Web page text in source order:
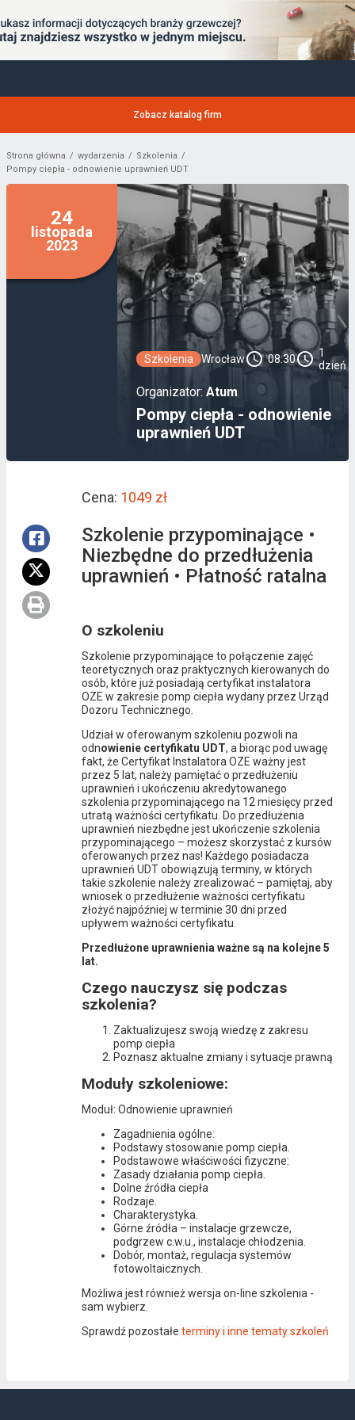
Zobacz katalog firm
Strona główna wydarzenia
Szkolenia
Pompy ciepła - odnowienie uprawnień UDT
24
listopada
2023
Szkolenia Wrocławschedule 08:30schedule 1
dzień
Organizator: Atum
Pompy ciepła - odnowienie
uprawnień UDT
Cena: 1049 zł
Szkolenie przypominające •
Niezbędne do przedłużenia
uprawnień • Płatność ratalna
O szkoleniu
Szkolenie przypominające to połączenie zajęć
teoretycznych oraz praktycznych kierowanych do
osób, które już posiadają certyfikat instalatora
OZE w zakresie pomp ciepła wydany przez Urząd
Dozoru Technicznego.
Udział w oferowanym szkoleniu pozwoli na
odnowienie certyfikatu UDT, a biorąc pod uwagę
fakt, że Certyfikat Instalatora OZE ważny jest
przez 5 lat, należy pamiętać o przedłużeniu
uprawnień i ukończeniu akredytowanego
szkolenia przypominającego na 12 miesięcy przed
utratą ważności certyfikatu. Do przedłużenia
uprawnień niezbędne jest ukończenie szkolenia
przypominającego – możesz skorzystać z kursów
oferowanych przez nas! Każdego posiadacza
uprawnień UDT obowiązują terminy, w których
takie szkolenie należy zrealizować – pamiętaj, aby
wniosek o przedłużenie ważności certyfikatu
złożyć najpóźniej w terminie 30 dni przed
upływem ważności certyfikatu.
Przedłużone uprawnienia ważne są na kolejne 5
lat.
Czego nauczysz się podczas
szkolenia?
Zaktualizujesz swoją wiedzę z zakresu
pomp ciepła
Poznasz aktualne zmiany i sytuacje prawną
Moduły szkoleniowe:
Moduł: Odnowienie uprawnień
Zagadnienia ogólne:
Podstawy stosowanie pomp ciepła.
Podstawowe właściwości fizyczne:
Zasady działania pomp ciepła.
Dolne źródła ciepła
Rodzaje.
Charakterystyka.
Górne źródła – instalacje grzewcze,
podgrzew c.w.u., instalacje chłodzenia.
Dobór, montaż, regulacja systemów
fotowoltaicznych.
Możliwa jest również wersja on-line szkolenia -
sam wybierz.
Sprawdź pozostałe terminy i inne tematy szkoleń